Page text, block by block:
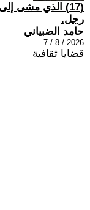
(17) الذي مشى
رجل.
حامد الضبياني
2026 / 8 / 7
قضايا ثقافية